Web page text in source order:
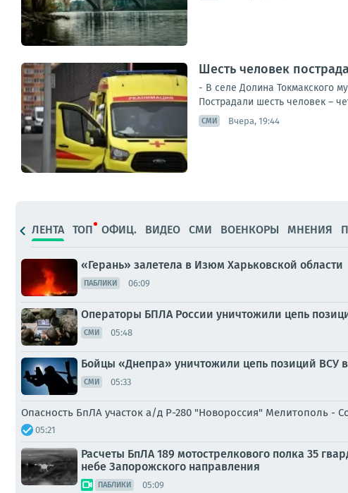
Шесть человек
- В селе Долина Токмакского
Пострадали шесть человек –
СМИ Вчера, 19:44
ЛЕНТА ТОП ОФИЦ. ВИДЕО СМИ ВОЕНКОРЫ МНЕНИЯ
«Герань» залетела в Изюм Харьковской области
ПАБЛИКИ 06:09
Операторы БПЛА России уничтожили цепь
СМИ 05:48
Бойцы «Днепра» уничтожили цепь позиций ВСУ
СМИ 05:33
Опасность БпЛА участок а/д Р-280 "Новороссия" Мелитополь -
05:21
Расчеты БпЛА 189 мотострелкового полка 35
небе Запорожского направления
ПАБЛИКИ 05:09